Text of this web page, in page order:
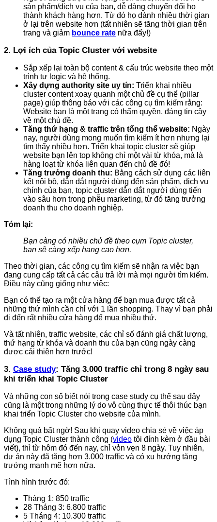
sản phẩm/dịch vụ của bạn, dễ dàng chuyển đổi họ
thành khách hàng hơn. Từ đó họ dành nhiều thời gian
ở lại trên website hơn (tất nhiên sẽ tăng thời gian trên
trang và giảm bounce rate nữa đấy!)
2. Lợi ích của Topic Cluster với website
Sắp xếp lại toàn bộ content & cấu trúc website theo một
trình tự logic và hệ thống.
Xây dựng authority site uy tín: Triển khai nhiều
cluster content xoay quanh một chủ đề cụ thể (pillar
page) giúp thông báo với các công cụ tìm kiếm rằng:
Website bạn là một trang có thẩm quyền, đáng tin cậy
về một chủ đề.
Tăng thứ hạng & traffic trên tổng thể website: Ngày
nay, người dùng mong muốn tìm kiếm ít hơn nhưng lại
tìm thấy nhiều hơn. Triển khai topic cluster sẽ giúp
website bạn lên top không chỉ một vài từ khóa, mà là
hàng loạt từ khóa liên quan đến chủ đề đó!
Tăng trưởng doanh thu: Bằng cách sử dụng các liên
kết nội bộ, dẫn dắt người dùng đến sản phẩm, dịch vụ
chính của bạn, topic cluster dẫn dắt người dùng tiến
vào sâu hơn trong phễu marketing, từ đó tăng trưởng
doanh thu cho doanh nghiệp.
Tóm lại:
Bạn càng có nhiều chủ đề theo cụm Topic cluster,
bạn sẽ càng xếp hạng cao hơn.
Theo thời gian, các công cụ tìm kiếm sẽ nhận ra việc bạn
đang cung cấp tất cả các câu trả lời mà mọi người tìm kiếm.
Điều này cũng giống như việc:
Bạn có thể tạo ra một cửa hàng để bạn mua được tất cả
những thứ mình cần chỉ với 1 lần shopping. Thay vì bạn phải
đi đến rất nhiều cửa hàng để mua nhiều thứ.
Và tất nhiên, traffic website, các chỉ số đánh giá chất lượng,
thứ hạng từ khóa và doanh thu của bạn cũng ngày càng
được cải thiện hơn trước!
3. Case study: Tăng 3.000 traffic chỉ trong 8 ngày sau
khi triển khai Topic Cluster
Và những con số biết nói trong case study cụ thể sau đây
cũng là một trong những lý do vô cùng thực tế thôi thúc bạn
khai triển Topic Cluster cho website của mình.
Không quá bất ngờ! Sau khi quay video chia sẻ về việc áp
dụng Topic Cluster thành công (video tôi đính kèm ở đầu bài
viết), thì từ hôm đó đến nay, chỉ vỏn vẹn 8 ngày. Tuy nhiên,
dự án này đã tăng hơn 3.000 traffic và có xu hướng tăng
trưởng mạnh mẽ hơn nữa.
Tình hình trước đó:
Tháng 1: 850 traffic
28 Tháng 3: 6.800 traffic
5 Tháng 4: 10.300 traffic